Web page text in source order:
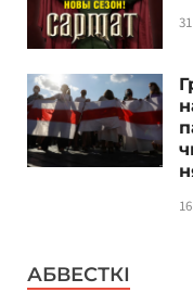
АБВЕСТКІ